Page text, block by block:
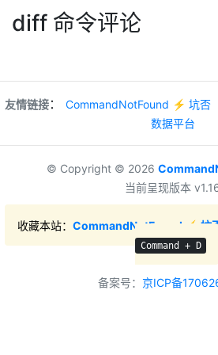
diff 命令评论
友情链接： CommandNotFound ⚡️ 坑否
数据平台
© Copyright © 2026
当前呈现版本
收藏本站： CommandNotFound ⚡️ 坑
Command + D
备案号： 京ICP备